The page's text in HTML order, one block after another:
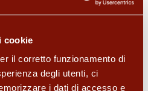
cookie
il corretto funzionamento di
degli utenti, ci
i dati di accesso e